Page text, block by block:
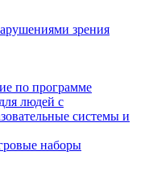
зрения
по программе
людей с
системы и
наборы